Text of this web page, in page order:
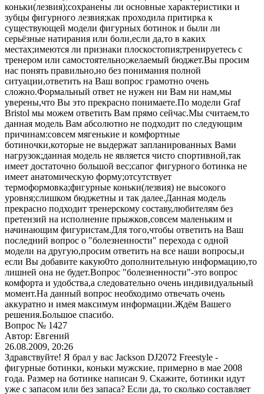
коньки(лезвия);сохранены ли основные характеристики и
зубцы фигурного лезвия;как проходила притирка к
существующей модели фигурных ботинок и были ли
серьёзные натирания или боли,если да,то в каких
местах;имеются ли признаки плоскостопия;тренируетесь с
тренером или самостоятельно;желаемый бюджет.Вы просим
нас понять правильно,но без понимания полной
ситуации,ответить на Ваш вопрос грамотно очень
сложно.Формальный ответ не нужен ни Вам ни нам,мы
уверены,что Вы это прекрасно понимаете.По модели Graf
Bristol мы можем ответить Вам прямо сейчас.Мы считаем,то
данная модель Вам абсолютно не подходит по следующим
причинам:совсем мягенькие и комфортные
ботиночки,которые не выдержат запланированных Вами
нагрузок;данная модель не является чисто спортивной,так
имеет достаточно большой вес;сапог фигурного ботинка не
имеет анатомическую форму;отсутствует
термоформовка;фигурные коньки(лезвия) не высокого
уровня;слишком бюджетны и так далее.Данная модель
прекрасно подходит тренерскому составу,любителям без
претензий на исполнение прыжков,совсем маленьким и
начинающим фигуристам.Для того,чтобы ответить на Ваш
последний вопрос о "болезненности" перехода с одной
модели на другую,просим ответить на все наши вопросы,и
если Вы добавите какую0то дополнительную информацию,то
лишней она не будет.Вопрос "болезненности"-это вопрос
комфорта и удобства,а следовательно очень индивидуальный
момент.На данный вопрос необходимо отвечать очень
аккуратно и имея максимум информации.Ждём Вашего
решения.Большое спасибо.
Вопрос № 1427
Автор: Евгений
26.08.2009, 20:26
Здравствуйте! Я брал у вас Jackson DJ2072 Freestyle -
фигурные ботинки, коньки мужские, примерно в мае 2008
года. Размер на ботинке написан 9. Скажите, ботинки идут
уже с запасом или без запаса? Если да, то сколько составляет